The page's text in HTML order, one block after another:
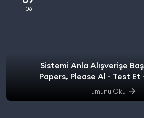
06
Sistemi Anla Alışverişe
Papers, Please Al - Test Et
başla.
Tümünü Oku